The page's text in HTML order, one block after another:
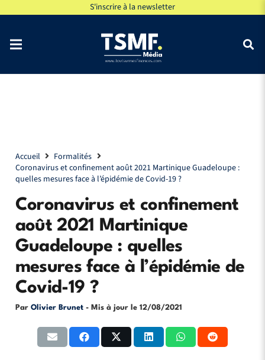
S'inscrire à la newsletter
Accueil
Formalités
Coronavirus et confinement août 2021 Martinique Guadeloupe :
quelles mesures face à l’épidémie de Covid-19 ?
Coronavirus et confinement
août 2021 Martinique
Guadeloupe : quelles
mesures face à l’épidémie de
Covid-19 ?
Par Olivier Brunet - Mis à jour le 12/08/2021